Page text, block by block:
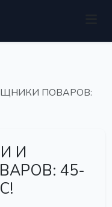
ПОВАРОВ:
И
45-